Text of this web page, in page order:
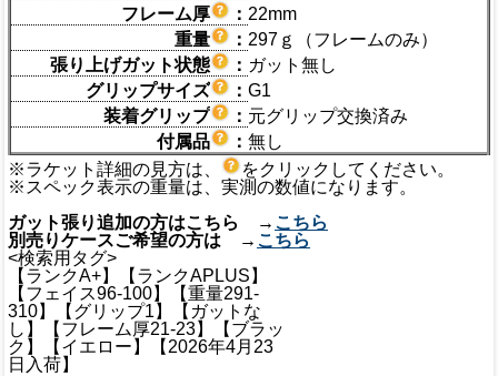
フレーム厚
： 22mm
重量
： 297ｇ（フレームのみ）
張り上げガット状態
： ガット無し
グリップサイズ
： G1
装着グリップ
： 元グリップ交換済み
付属品
： 無し
※ラケット詳細の見方は、
をクリックしてください。
※スペック表示の重量は、実測の数値になります。
ガット張り追加の方はこちら → こちら
別売りケースご希望の方は → こちら
<検索用タグ>
【ランクA+】【ランクAPLUS】
【フェイス96-100】【重量291-
310】【グリップ1】【ガットな
し】【フレーム厚21-23】【ブラッ
ク】【イエロー】【2026年4月23
日入荷】